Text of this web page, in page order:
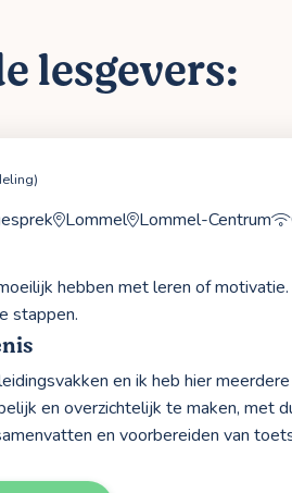
lesgevers:
Lommel Lommel-Centrum
hebben met leren of
stappen.
en ik heb hier
en overzichtelijk te maken, met
en voorbereiden van